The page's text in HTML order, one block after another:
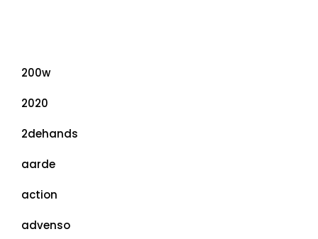
200w
2020
2dehands
aarde
action
advenso